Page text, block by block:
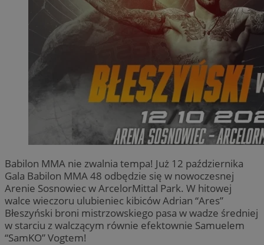
Babilon MMA nie zwalnia tempa! Już 12 października
Gala Babilon MMA 48 odbędzie się w nowoczesnej
Arenie Sosnowiec w ArcelorMittal Park. W hitowej
walce wieczoru ulubieniec kibiców Adrian “Ares”
Błeszyński broni mistrzowskiego pasa w wadze średniej
w starciu z walczącym równie efektownie Samuelem
“SamKO” Vogtem!